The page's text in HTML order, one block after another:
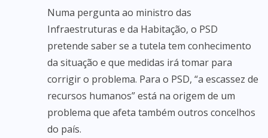
Numa pergunta ao ministro das
Infraestruturas e da Habitação, o PSD
pretende saber se a tutela tem conhecimento
da situação e que medidas irá tomar para
corrigir o problema. Para o PSD, “a escassez de
recursos humanos” está na origem de um
problema que afeta também outros concelhos
do país.